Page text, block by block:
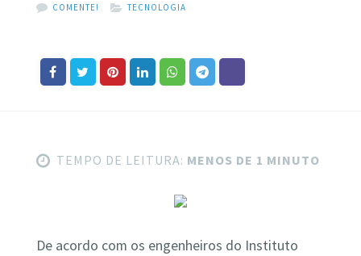
COMENTE!
TECNOLOGIA
TEMPO DE LEITURA: MENOS DE 1 MINUTO
De acordo com os engenheiros do Instituto